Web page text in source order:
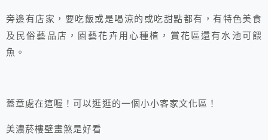
旁邊有店家，要吃飯或是喝涼的或吃甜點都有，有特色美食
及民俗藝品店，園藝花卉用心種植，賞花區還有水池可餵
魚。
蓋章處在這喔！可以逛逛的一個小小客家文化區！
美濃菸樓壁畫煞是好看